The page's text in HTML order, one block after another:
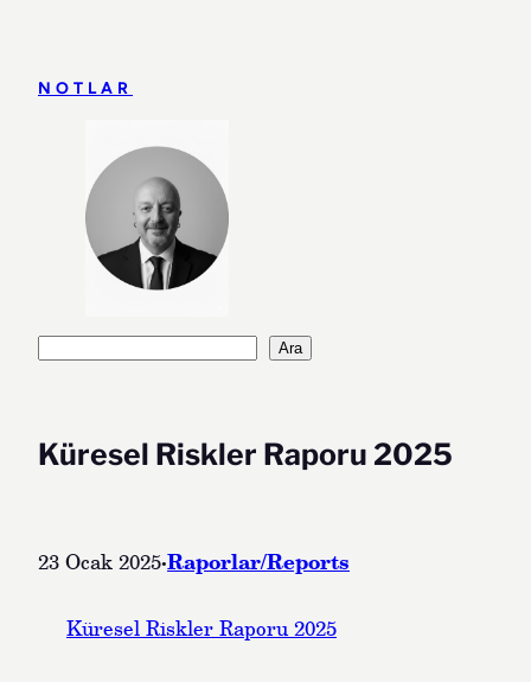
NOTLAR
Ara
Küresel Riskler Raporu 2025
23 Ocak 2025·Raporlar/Reports
Küresel Riskler Raporu 2025